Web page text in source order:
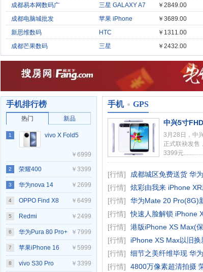
际
成都易本网数码广
三星 GALAXY A7
（A
￥2849.00
成都电脑城批发
苹果 iPhone
5S（双
￥3689.00
新思维数码
HTC
T3333（Touch 2
￥1311.00
成都芒果数码
三星
E110S（Celox）
￥2432.00
手机排行榜
热门 新品
vivo X Fold5
1
￥6999
荣耀400
Pro(12GB/256GB)
2 ￥3399
华为nova 14
3 ￥2699
OPPO Find X8
Ultra(12GB/256GB)
4 ￥6499
Redmi
K80(12GB/256GB)
5 ￥2499
华为Pura 80 Pro+
6 ￥7999
苹果iPhone 16
7 ￥5999
vivo S30 Pro
8 ￥3399
手机 GPS
中兴5寸
3月28日，中
正式联袂发售
3399元
成都城区免费送货 华
[行情]
炫彩由我来 iPhone
[行情]
华为Mate 20 Pro(8G)
[行情]
快速人脸解锁 iPhone
[行情]
港版iPhone XS Max(
[行情]
iPhone XS Max以旧
[行情]
细节之美纤维毕现 华
[行情]
4800万像素超清拍摄
[行情]